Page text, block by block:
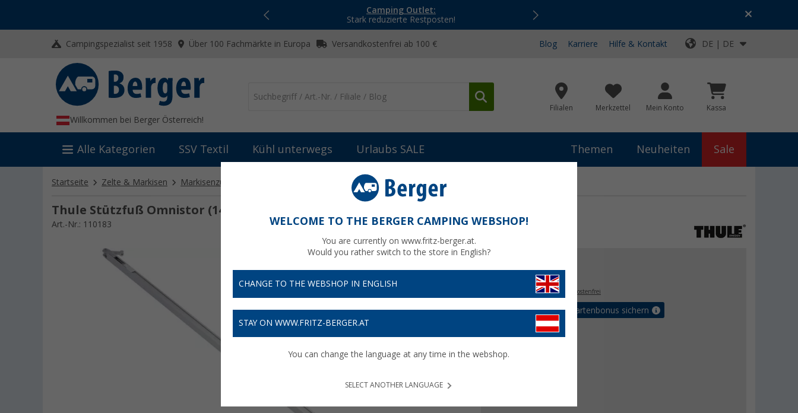
Camping Outlet:
Stark reduzierte Restposten!
Top-Deals für dein Abenteuer!
Campingspezialist seit 1958 Über 100 Fachmärkte in Europa Versandkostenfrei ab 100 € Blog Karriere Hilfe & Kontakt DE | DE
Willkommen bei Berger Österreich!
Filialen Merkzettel Mein Konto Kassa
Alle Kategorien SSV Textil Kühl unterwegs Urlaubs SALE Themen Neuheiten Sale
Startseite Zelte & Markisen Markisenzubehör Markisenabspannung & -sicherung Thule Stützfuß Omnistor (144 cm )
Thule Stützfuß Omnistor (144 cm )
Art.-Nr.: 110183
97, €
Preise inkl. MwSt.,versandkostenfrei
Bis zu 5% Vorteilskartenbonus sichern
WELCOME TO THE BERGER CAMPING WEBSHOP!
You are currently on www.fritz-berger.at.
Would you rather switch to the store in English?
CHANGE TO THE WEBSHOP IN ENGLISH
STAY ON WWW.FRITZ-BERGER.AT
You can change the language at any time in the webshop.
SELECT ANOTHER LANGUAGE